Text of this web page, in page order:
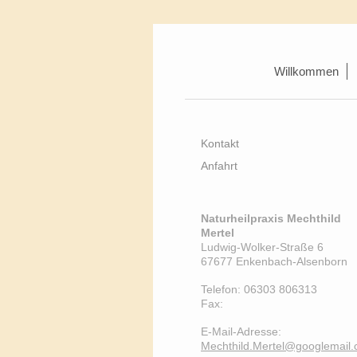
Willkommen
Kontakt
Anfahrt
Naturheilpraxis Mechthild
Mertel
Ludwig-Wolker-Straße 6
67677 Enkenbach-Alsenborn
Telefon: 06303 806313
Fax:
E-Mail-Adresse: